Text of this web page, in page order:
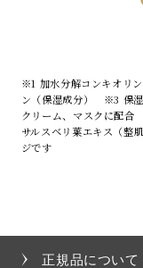
※1 加水分解コンキオリ
ン（保湿成分） ※3 保湿
クリーム、マスクに配合
サルスベリ葉エキス（
ジです
正規品について